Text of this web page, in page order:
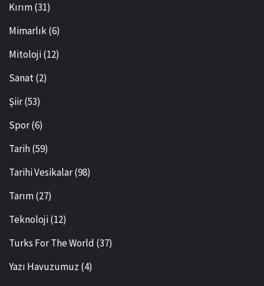
Kırım(31)
Mimarlık(6)
Mitoloji(12)
Sanat(2)
Şiir(53)
Spor(6)
Tarih(59)
Tarihi Vesikalar(98)
Tarım(27)
Teknoloji(12)
Turks For The World (37)
Yazı Havuzumuz (4)